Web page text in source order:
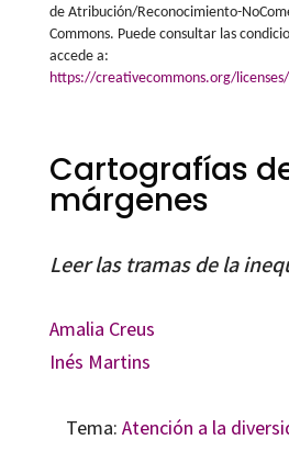
de Atribución/Reconocimiento-
Commons. Puede consultar las
accede a:
https://creativecommons.org/
Cartografías
márgenes
Leer las tramas de la
Amalia Creus
Inés Martins
Tema: Atención a la